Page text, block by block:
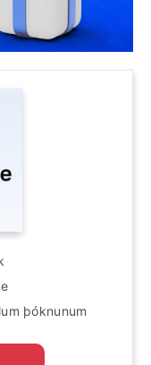
þóknunum